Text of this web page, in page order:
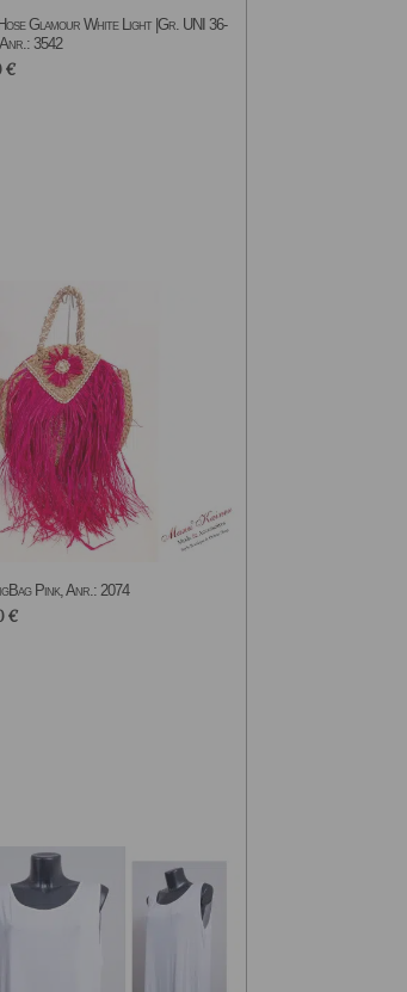
Glamour White Light |Gr. UNI 36-
3542
€
Pink, Anr.: 2074
€